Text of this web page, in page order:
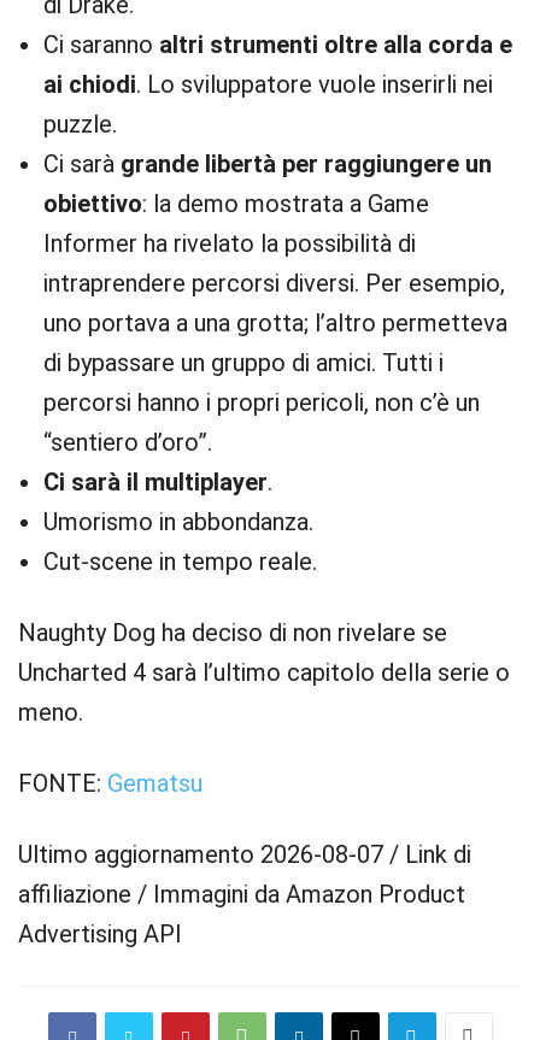
Ci saranno altri strumenti oltre alla corda e
ai chiodi. Lo sviluppatore vuole inserirli nei
puzzle.
Ci sarà grande libertà per raggiungere un
obiettivo: la demo mostrata a Game
Informer ha rivelato la possibilità di
intraprendere percorsi diversi. Per esempio,
uno portava a una grotta; l’altro permetteva
di bypassare un gruppo di amici. Tutti i
percorsi hanno i propri pericoli, non c’è un
“sentiero d’oro”.
Ci sarà il multiplayer.
Umorismo in abbondanza.
Cut-scene in tempo reale.
Naughty Dog ha deciso di non rivelare se
Uncharted 4 sarà l’ultimo capitolo della serie o
meno.
FONTE: Gematsu
Ultimo aggiornamento 2026-08-07 / Link di
affiliazione / Immagini da Amazon Product
Advertising API